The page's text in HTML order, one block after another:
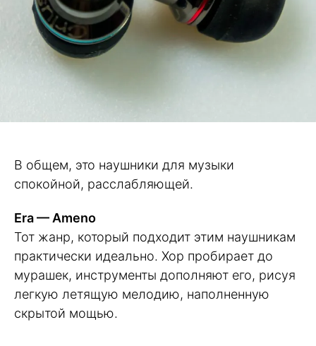
В общем, это наушники для музыки
спокойной, расслабляющей.
Era — Ameno
Тот жанр, который подходит этим наушникам
практически идеально. Хор пробирает до
мурашек, инструменты дополняют его, рисуя
легкую летящую мелодию, наполненную
скрытой мощью.